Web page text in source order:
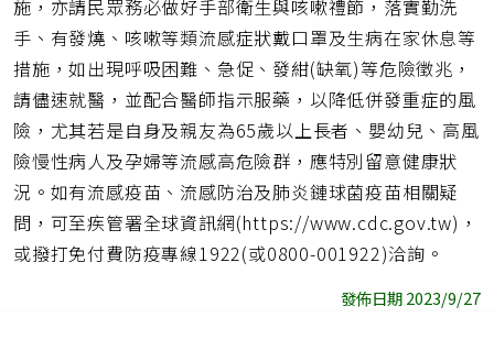
施，亦請民眾務必做好手部衛生與咳嗽禮節，落實勤洗
手、有發燒、咳嗽等類流感症狀戴口罩及生病在家休息等
措施，如出現呼吸困難、急促、發紺(缺氧)等危險徵兆，
請儘速就醫，並配合醫師指示服藥，以降低併發重症的風
險，尤其若是自身及親友為65歲以上長者、嬰幼兒、高風
險慢性病人及孕婦等流感高危險群，應特別留意健康狀
況。如有流感疫苗、流感防治及肺炎鏈球菌疫苗相關疑
問，可至疾管署全球資訊網(https://www.cdc.gov.tw)，
或撥打免付費防疫專線1922(或0800-001922)洽詢。
發佈日期 2023/9/27